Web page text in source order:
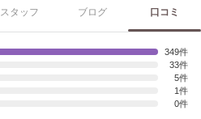
スタッフ ブログ 口コミ
349
33
5
1
0